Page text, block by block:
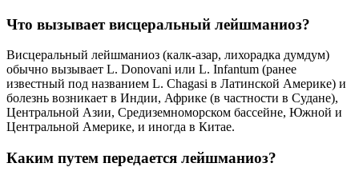
Что вызывает висцеральный лейшманиоз?
Висцеральный лейшманиоз (калк-азар, лихорадка думдум)
обычно вызывает L. Donovani или L. Infantum (ранее
известный под названием L. Chagasi в Латинской Америке) и
болезнь возникает в Индии, Африке (в частности в Судане),
Центральной Азии, Средиземноморском бассейне, Южной и
Центральной Америке, и иногда в Китае.
Каким путем передается лейшманиоз?